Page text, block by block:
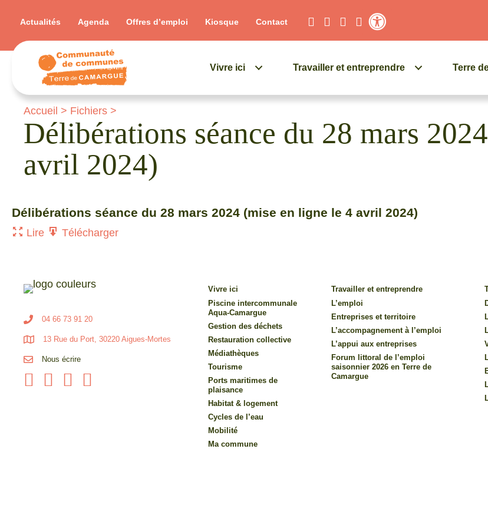
Actualités Agenda Offres d’emploi Kiosque
Contact
Vivre ici Travailler et entreprendre Terre
Accueil > Fichiers >
Délibérations séance du 28 mars
avril 2024)
Délibérations séance du 28 mars 2024 (mise en ligne le 4 avril 2024)
Lire Télécharger
04 66 73 91 20
13 Rue du Port, 30220 Aigues-Mortes
Nous écrire
Vivre ici
Piscine intercommunale
Aqua-Camargue
Gestion des déchets
Restauration collective
Médiathèques
Tourisme
Ports maritimes de
plaisance
Habitat & logement
Cycles de l’eau
Mobilité
Ma commune
Travailler et entreprendre
L’emploi
Entreprises et territoire
L’accompagnement à l’emploi
L’appui aux entreprises
Forum littoral de l’emploi
saisonnier 2026 en Terre de
Camargue